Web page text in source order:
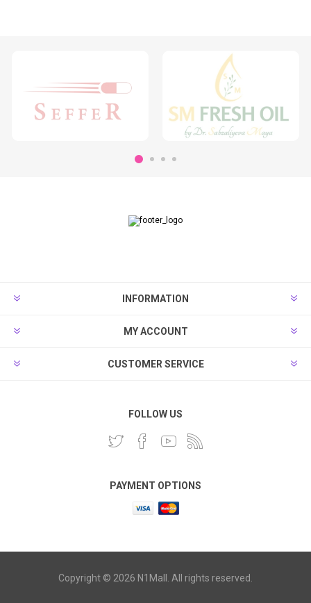
INFORMATION
MY ACCOUNT
CUSTOMER SERVICE
FOLLOW US
PAYMENT OPTIONS
Copyright © 2026 N1Mall. All rights reserved.